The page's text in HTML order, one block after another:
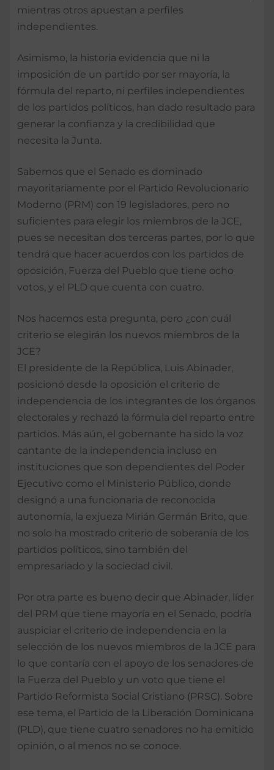
mientras otros apuestan a perfiles
independientes.
Asimismo, la historia evidencia que ni la
imposición de un partido por ser mayoría, la
fórmula del reparto, ni perfiles independientes
de los partidos políticos, han dado resultado para
generar la confianza y la credibilidad que
necesita la Junta.
Sabemos que el Senado es dominado
mayoritariamente por el Partido Revolucionario
Moderno (PRM) con 19 legisladores, pero no
suficientes para elegir los miembros de la JCE,
pues se necesitan dos terceras partes, por lo que
tendrá que hacer acuerdos con los partidos de
oposición, Fuerza del Pueblo que tiene ocho
votos, y el PLD que cuenta con cuatro.
Nos hacemos esta pregunta, pero ¿con cuál
criterio se elegirán los nuevos miembros de la
JCE?
El presidente de la República, Luis Abinader,
posicionó desde la oposición el criterio de
independencia de los integrantes de los órganos
electorales y rechazó la fórmula del reparto entre
partidos. Más aún, el gobernante ha sido la voz
cantante de la independencia incluso en
instituciones que son dependientes del Poder
Ejecutivo como el Ministerio Público, donde
designó a una funcionaria de reconocida
autonomía, la exjueza Mirián Germán Brito, que
no solo ha mostrado criterio de soberanía de los
partidos políticos, sino también del
empresariado y la sociedad civil.
Por otra parte es bueno decir que Abinader, líder
del PRM que tiene mayoría en el Senado, podría
auspiciar el criterio de independencia en la
selección de los nuevos miembros de la JCE para
lo que contaría con el apoyo de los senadores de
la Fuerza del Pueblo y un voto que tiene el
Partido Reformista Social Cristiano (PRSC). Sobre
ese tema, el Partido de la Liberación Dominicana
(PLD), que tiene cuatro senadores no ha emitido
opinión, o al menos no se conoce.